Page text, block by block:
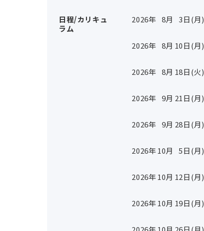
日程/カリキュ
ラム
2026年 8月 3日(月)
2026年 8月 10日(月)
2026年 8月 18日(火)
2026年 9月 21 日(月)
2026年 9月 28日(月)
2026年10月 5日(月)
2026年10月 12日(月)
2026年10月 19日(月)